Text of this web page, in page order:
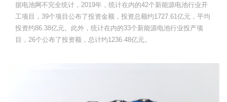
据电池网不完全统计，2019年，统计在内的42个新能源电池行业开
工项目，39个项目公布了投资金额，投资总额约1727.61亿元，平均
投资约86.38亿元。此外，统计在内的33个新能源电池行业投产项
目，26个公布了投资额，总计约1236.48亿元。